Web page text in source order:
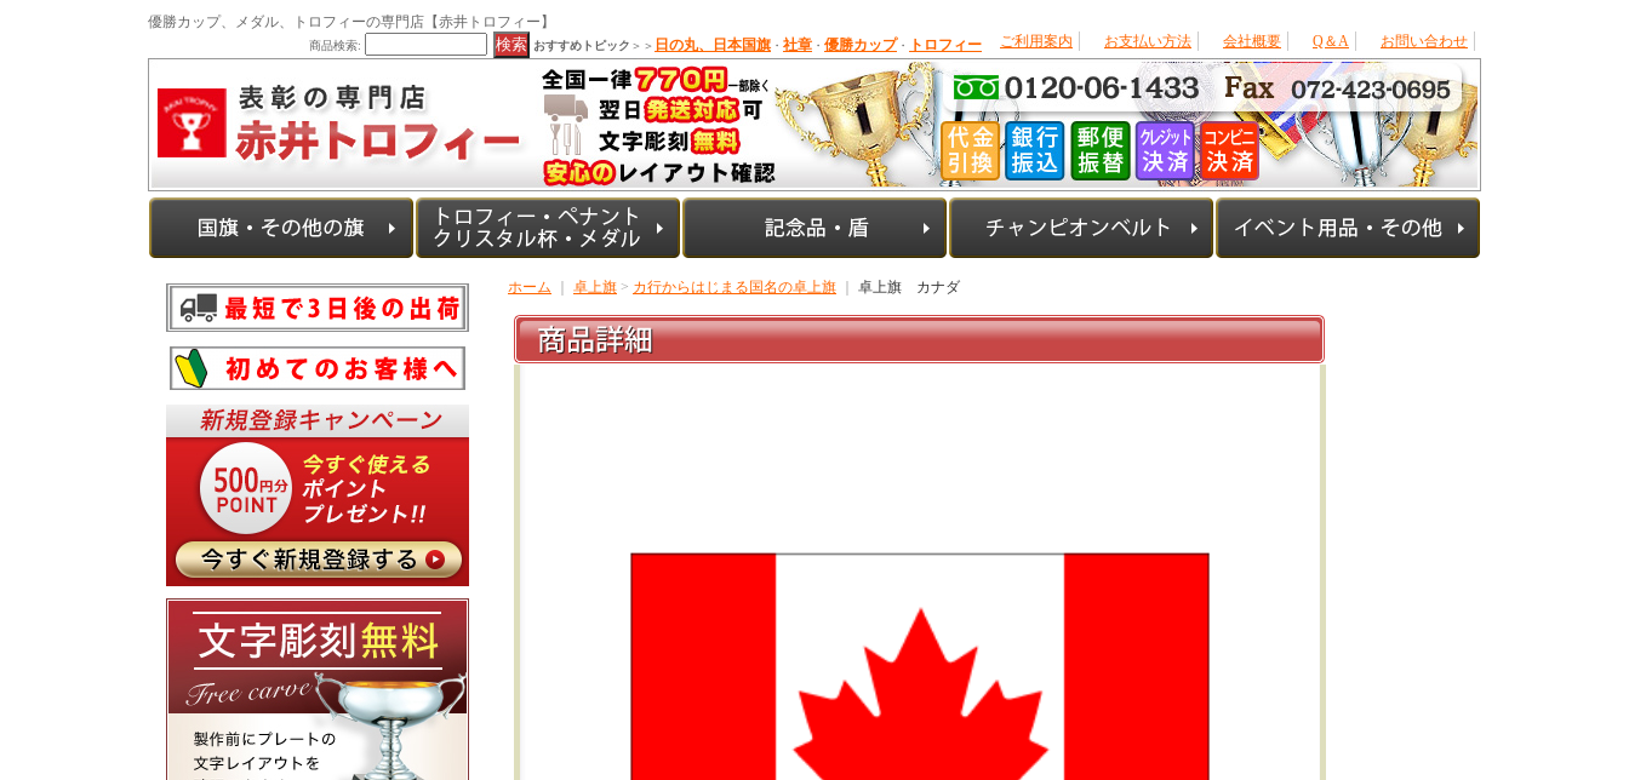
優勝カップ、メダル、トロフィーの専門店【赤井トロフィー】
ご利用案内
お支払い方法 会社概要 Q＆A お問い合わせ
商品検索: おすすめトピック ＞＞ 日の丸、日本国旗 ・ 社章 ・ 優勝カップ ・ トロフィー
ホーム 卓上旗 > カ行からはじまる国名の卓上旗 卓上旗 カナダ